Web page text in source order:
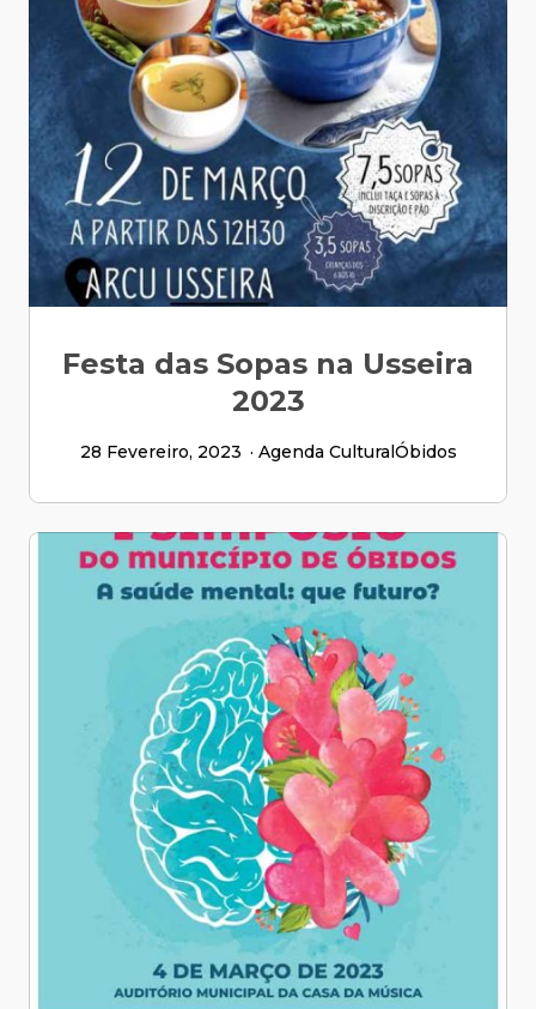
Festa das Sopas na Usseira
2023
28 Fevereiro, 2023 Agenda CulturalÓbidos